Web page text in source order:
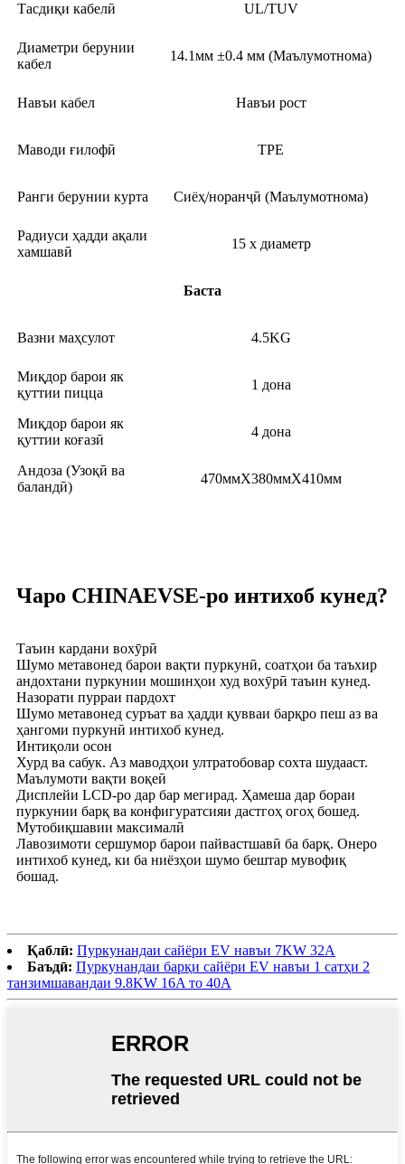
Тасдиқи кабелӣ UL/TUV
Диаметри берунии
кабел
14.1мм ±0.4 мм (Маълумотнома)
Навъи кабел Навъи рост
Маводи ғилофӣ TPE
Ранги берунии курта Сиёҳ/норанҷӣ (Маълумотнома)
Радиуси ҳадди ақали
хамшавӣ
15 x диаметр
Баста
Вазни маҳсулот 4.5KG
Миқдор барои як
қуттии пицца
1 дона
Миқдор барои як
қуттии коғазӣ
4 дона
Андоза (Узоқӣ ва
баландӣ)
470ммX380ммX410мм
Чаро CHINAEVSE-ро интихоб кунед?
Таъин кардани вохӯрӣ
Шумо метавонед барои вақти пуркунӣ, соатҳои ба таъхир
андохтани пуркунии мошинҳои худ вохӯрӣ таъин кунед.
Назорати пурраи пардохт
Шумо метавонед суръат ва ҳадди қувваи барқро пеш аз ва
ҳангоми пуркунӣ интихоб кунед.
Интиқоли осон
Хурд ва сабук. Аз маводҳои ултратобовар сохта шудааст.
Маълумоти вақти воқеӣ
Дисплейи LCD-ро дар бар мегирад. Ҳамеша дар бораи
пуркунии барқ ​​ва конфигуратсияи дастгоҳ огоҳ бошед.
Мутобиқшавии максималӣ
Лавозимоти сершумор барои пайвастшавӣ ба барқ. Онеро
интихоб кунед, ки ба ниёзҳои шумо бештар мувофиқ
бошад.
Қаблӣ: Пуркунандаи сайёри EV навъи 7KW 32A
Баъдӣ: Пуркунандаи барқи сайёри EV навъи 1 сатҳи 2
танзимшавандаи 9.8KW 16A то 40A